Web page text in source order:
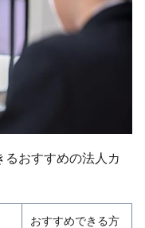
るおすすめの法人カ
おすすめできる方